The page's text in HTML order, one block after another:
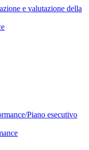
e valutazione della
Piano esecutivo